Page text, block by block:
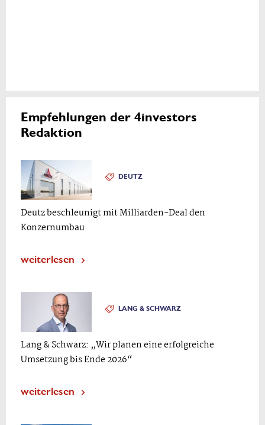
Empfehlungen der 4investors
Redaktion
DEUTZ
Deutz beschleunigt mit Milliarden-Deal den
Konzernumbau
weiterlesen
LANG & SCHWARZ
Lang & Schwarz: „Wir planen eine erfolgreiche
Umsetzung bis Ende 2026“
weiterlesen